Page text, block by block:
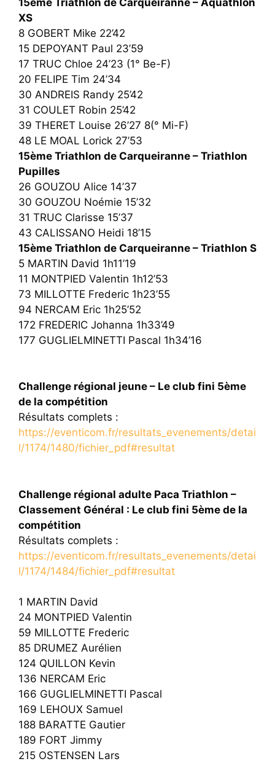
XS
8 GOBERT Mike 22’42
15 DEPOYANT Paul 23’59
17 TRUC Chloe 24’23 (1° Be-F)
20 FELIPE Tim 24’34
30 ANDREIS Randy 25’42
31 COULET Robin 25’42
39 THERET Louise 26’27 8(° Mi-F)
48 LE MOAL Lorick 27’53
15ème Triathlon de Carqueiranne – Triathlon
Pupilles
26 GOUZOU Alice 14’37
30 GOUZOU Noémie 15’32
31 TRUC Clarisse 15’37
43 CALISSANO Heidi 18’15
15ème Triathlon de Carqueiranne – Triathlon S
5 MARTIN David 1h11’19
11 MONTPIED Valentin 1h12’53
73 MILLOTTE Frederic 1h23’55
94 NERCAM Eric 1h25’52
172 FREDERIC Johanna 1h33’49
177 GUGLIELMINETTI Pascal 1h34’16
Challenge régional jeune – Le club fini 5ème
de la compétition
Résultats complets :
https://eventicom.fr/resultats_evenements/detai
l/1174/1480/fichier_pdf#resultat
Challenge régional adulte Paca Triathlon –
Classement Général : Le club fini 5ème de la
compétition
Résultats complets :
https://eventicom.fr/resultats_evenements/detai
l/1174/1484/fichier_pdf#resultat
1 MARTIN David
24 MONTPIED Valentin
59 MILLOTTE Frederic
85 DRUMEZ Aurélien
124 QUILLON Kevin
136 NERCAM Eric
166 GUGLIELMINETTI Pascal
169 LEHOUX Samuel
188 BARATTE Gautier
189 FORT Jimmy
215 OSTENSEN Lars